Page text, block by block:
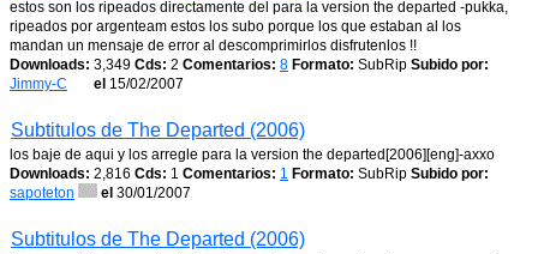
estos son los ripeados directamente del para la version the departed -pukka,
ripeados por argenteam estos los subo porque los que estaban al los
mandan un mensaje de error al descomprimirlos disfrutenlos !!
Downloads: 3,349 Cds: 2 Comentarios: 8 Formato: SubRip Subido por:
Jimmy-C
el 15/02/2007
Subtitulos de The Departed (2006)
los baje de aqui y los arregle para la version the departed[2006][eng]-axxo
Downloads: 2,816 Cds: 1 Comentarios: 1 Formato: SubRip Subido por:
sapoteton
el 30/01/2007
Subtitulos de The Departed (2006)